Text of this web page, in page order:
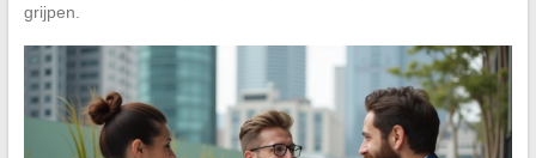
grijpen.